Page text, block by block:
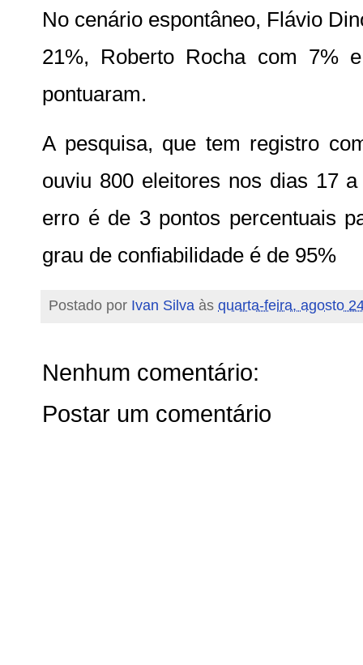
No cenário espontâneo, Flávio
21%, Roberto Rocha com 7%
pontuaram.
A pesquisa, que tem registro
ouviu 800 eleitores nos dias 17
erro é de 3 pontos percentuais
grau de confiabilidade é de 95%
Postado por Ivan Silva às quarta-feira, agosto
Nenhum comentário:
Postar um comentário